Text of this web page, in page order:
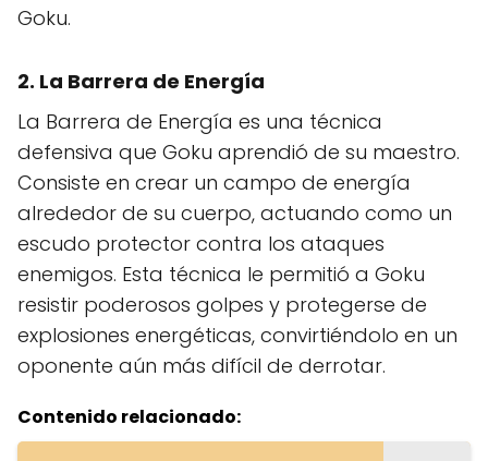
Goku.
2. La Barrera de Energía
La Barrera de Energía es una técnica
defensiva que Goku aprendió de su maestro.
Consiste en crear un campo de energía
alrededor de su cuerpo, actuando como un
escudo protector contra los ataques
enemigos. Esta técnica le permitió a Goku
resistir poderosos golpes y protegerse de
explosiones energéticas, convirtiéndolo en un
oponente aún más difícil de derrotar.
Contenido relacionado: